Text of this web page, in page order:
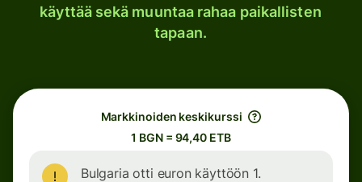
käyttää sekä muuntaa rahaa paikallisten
tapaan.
Markkinoiden keskikurssi
1 BGN = 94,40 ETB
Bulgaria otti euron käyttöön 1.